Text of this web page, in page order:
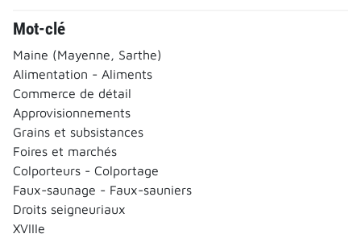
Mot-clé
Maine (Mayenne, Sarthe)
Alimentation - Aliments
Commerce de détail
Approvisionnements
Grains et subsistances
Foires et marchés
Colporteurs - Colportage
Faux-saunage - Faux-sauniers
Droits seigneuriaux
XVIIIe